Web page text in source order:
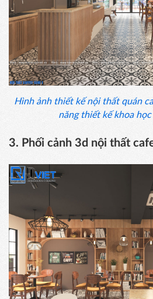
Hình ảnh thiết kế nội thất quán
năng thiết kế khoa
3. Phối cảnh 3d nội thất